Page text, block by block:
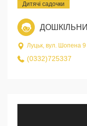
Дитячі садочки
Луцьк, вул. Шопена 9
(0332)725337